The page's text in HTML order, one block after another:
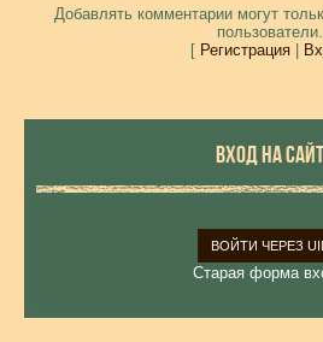
Добавлять комментарии могут
пользователи.
[ Регистрация|
ВХОД НА САЙТ
ВОЙТИ ЧЕРЕЗ
Старая форма